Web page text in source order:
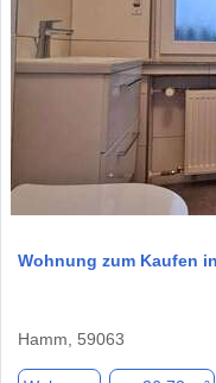
Wohnung zum Kaufen
Hamm, 59063